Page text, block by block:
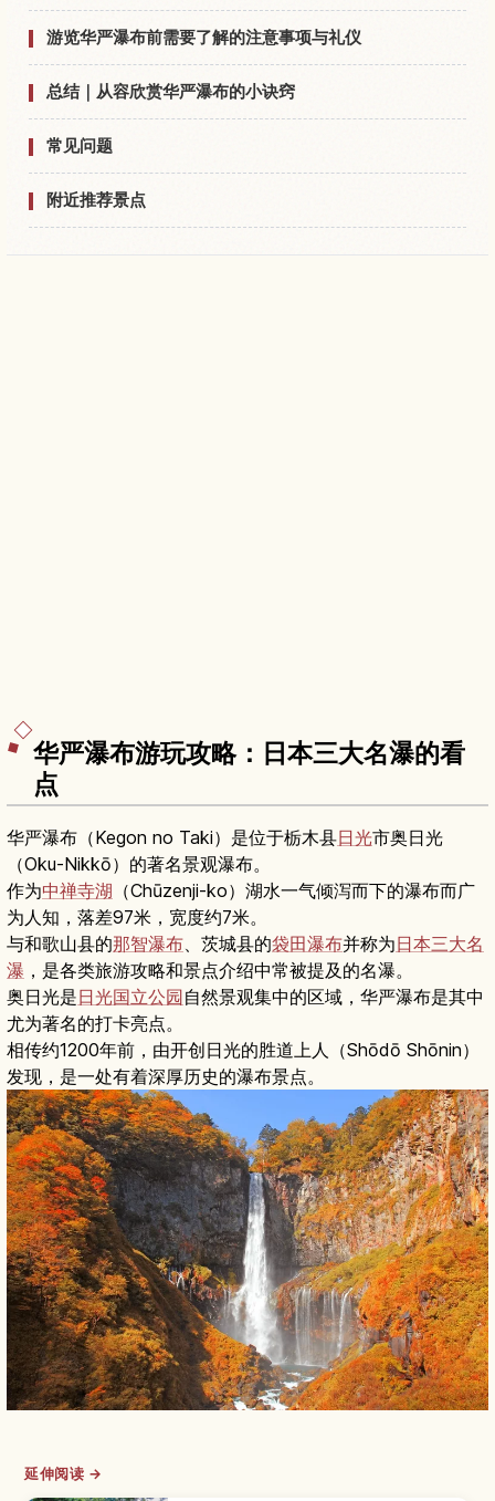
游览华严瀑布前需要了解的注意事项与礼仪
总结｜从容欣赏华严瀑布的小诀窍
常见问题
附近推荐景点
华严瀑布游玩攻略：日本三大名瀑的看
点
华严瀑布（Kegon no Taki）是位于栃木县日光市奥日光
（Oku-Nikkō）的著名景观瀑布。
作为中禅寺湖 （Chūzenji-ko）湖水一气倾泻而下的瀑布而广
为人知，落差97米，宽度约7米。
与和歌山县的那智瀑布 、茨城县的袋田瀑布并称为日本三大名
瀑 ，是各类旅游攻略和景点介绍中常被提及的名瀑。
奥日光是日光国立公园自然景观集中的区域，华严瀑布是其中
尤为著名的打卡亮点。
相传约1200年前，由开创日光的胜道上人（Shōdō Shōnin）
发现，是一处有着深厚历史的瀑布景点。
延伸阅读 →